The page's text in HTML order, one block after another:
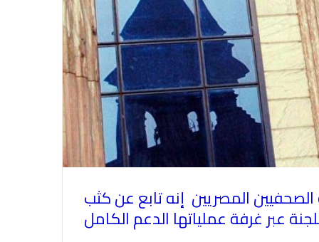
الصحفيين المصريين إنه تابع عن كثب
عبر غرفة عملياتها الدعم الكامل